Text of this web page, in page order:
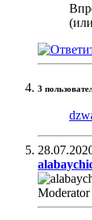
3
Moderator